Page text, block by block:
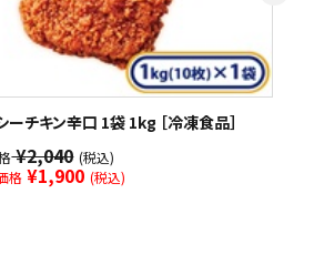
ーチキン辛口 1袋 1kg ［冷凍食品］
¥2,040 (税込)
格 ¥1,900 (税込)